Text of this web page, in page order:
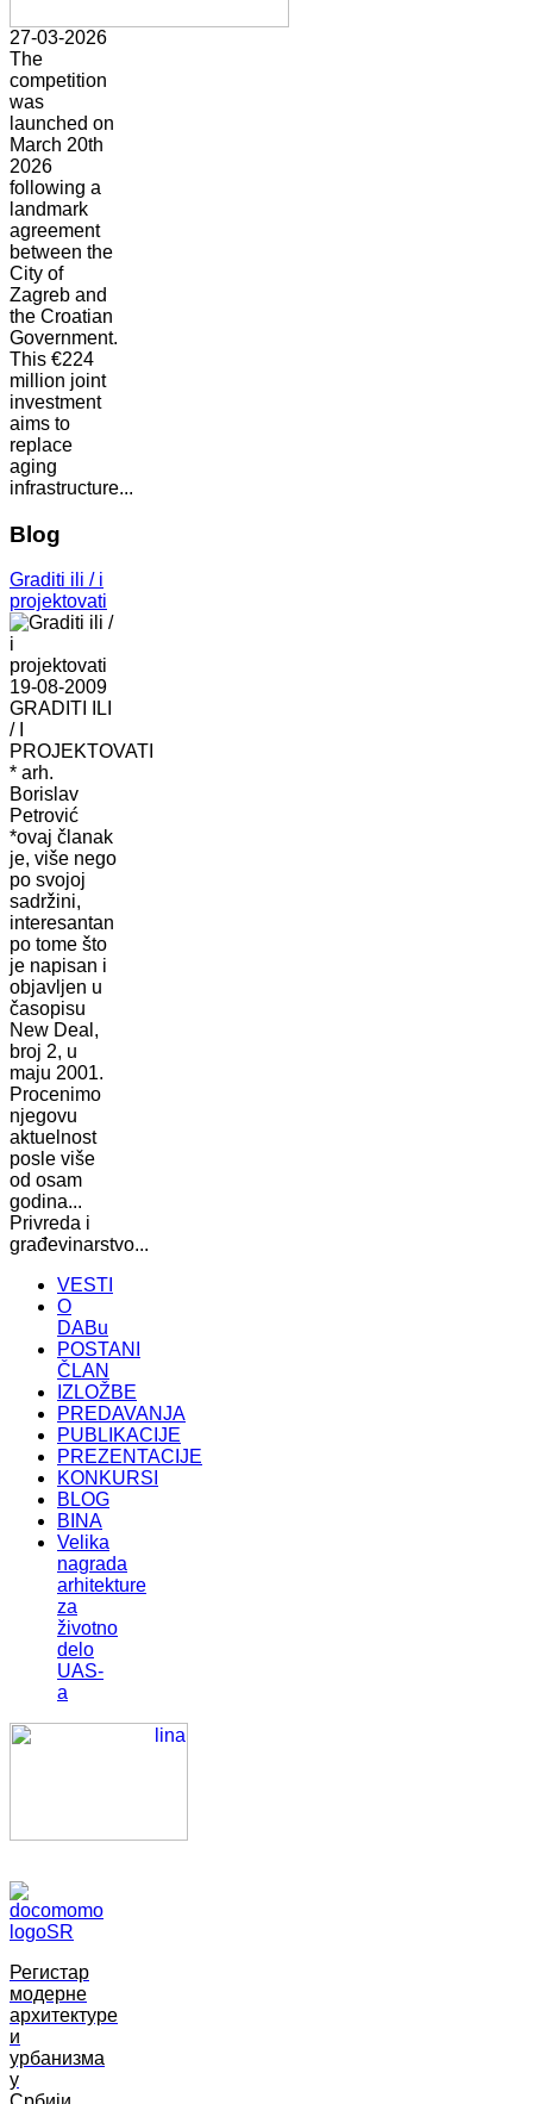
27-03-2026
The
competition
was
launched on
March 20th
2026
following a
landmark
agreement
between the
City of
Zagreb and
the Croatian
Government.
This €224
million joint
investment
aims to
replace
aging
infrastructure...
Blog
Graditi ili / i
projektovati
19-08-2009
GRADITI ILI
/ I
PROJEKTOVATI
* arh.
Borislav
Petrović
*ovaj članak
je, više nego
po svojoj
sadržini,
interesantan
po tome što
je napisan i
objavljen u
časopisu
New Deal,
broj 2, u
maju 2001.
Procenimo
njegovu
aktuelnost
posle više
od osam
godina...
Privreda i
građevinarstvo...
VESTI
O
DABu
POSTANI
ČLAN
IZLOŽBE
PREDAVANJA
PUBLIKACIJE
PREZENTACIJE
KONKURSI
BLOG
BINA
Velika
nagrada
arhitekture
za
životno
delo
UAS-
a
Регистар
модерне
архитектуре
и
урбанизма
у